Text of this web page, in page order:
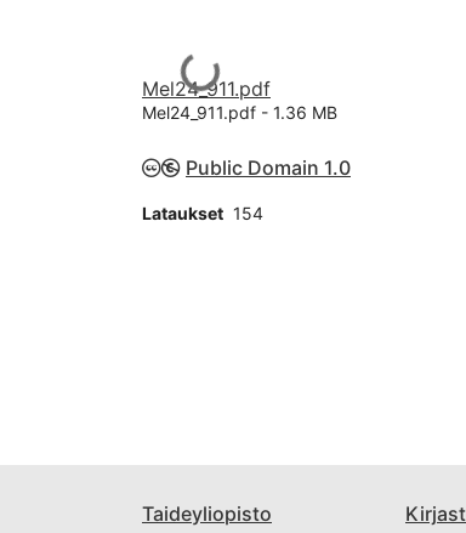
Ladataan...
Mel24_911.pdf
Mel24_911.pdf - 1.36 MB
Public Domain 1.0
Lataukset 154
Taideyliopisto